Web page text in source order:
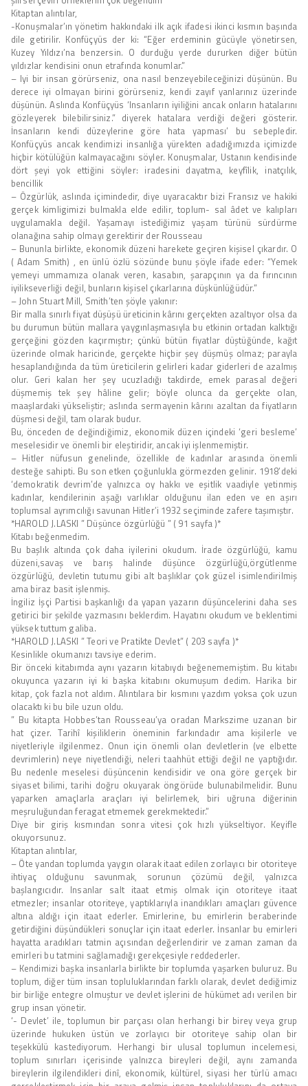
Kitaptan alıntılar,
-Konuşmalar’ın yönetim hakkındaki ilk açık ifadesi ikinci kısmın başında
dile getirilir. Konfüçyüs der ki: “Eğer erdeminin gücüyle yönetirsen,
Kuzey Yıldızı’na benzersin. O durduğu yerde dururken diğer bütün
yıldızlar kendisini onun etrafında konumlar.”
– Iyi bir insan görürseniz, ona nasıl benzeyebileceğinizi düşünün. Bu
derece iyi olmayan birini görürseniz, kendi zayıf yanlarınız üzerinde
düşünün. Aslında Konfüçyüs ‘Insanların iyiliğini ancak onların hatalarını
gözleyerek bilebilirsiniz.” diyerek hatalara verdiği değeri gösterir.
İnsanların kendi düzeylerine göre hata yapması’ bu sebepledir.
Konfüçyüs ancak kendimizi insanlığa yürekten adadığımızda içimizde
hiçbir kötülüğün kalmayacağını söyler. Konuşmalar, Ustanın kendisinde
dört şeyi yok ettiğini söyler: iradesini dayatma, keyfîlik, inatçılık,
bencillik
– Özgürlük, aslında içimindedir, diye uyaracaktır bizi Fransız ve hakiki
gerçek kimligimizi bulmakla elde edilir, toplum- sal âdet ve kalıpları
uygulamakla değil. Yaşamayı istediğimiz yaşam türünü sürdürme
olanağına sahip olmayı gerektirir der Rousseau
– Bununla birlikte, ekonomik düzeni harekete geçiren kişisel çıkardır. O
( Adam Smith) , en ünlü özlü sözünde bunu şöyle ifade eder: “Yemek
yemeyi ummamıza olanak veren, kasabın, şarapçının ya da fırıncının
iyilikseverliği değil, bunların kişisel çıkarlarına düşkünlüğüdür.”
– John Stuart Mill, Smith’ten şöyle yakınır:
Bir malla sınırlı fiyat düşüşü üreticinin kârını gerçekten azaltıyor olsa da
bu durumun bütün mallara yaygınlaşmasıyla bu etkinin ortadan kalktığı
gerçeğini gözden kaçırmıştır; çünkü bütün fiyatlar düştüğünde, kağıt
üzerinde olmak haricinde, gerçekte hiçbir şey düşmüş olmaz; parayla
hesaplandığında da tüm üreticilerin gelirleri kadar giderleri de azalmış
olur. Geri kalan her şey ucuzladığı takdirde, emek parasal değeri
düşmemiş tek şey hâline gelir; böyle olunca da gerçekte olan,
maaşlardaki yükseliştir; aslında sermayenin kârını azaltan da fiyatların
düşmesi değil, tam olarak budur.
Bu, önceden de değindiğimiz, ekonomik düzen içindeki ‘geri besleme’
meselesidir ve önemli bir eleştiridir, ancak iyi işlenmemiştir.
– Hitler nüfusun genelinde, özellikle de kadınlar arasında önemli
desteğe sahipti. Bu son etken çoğunlukla görmezden gelinir. 1918’deki
‘demokratik devrim’de yalnızca oy hakkı ve eşitlik vaadiyle yetinmiş
kadınlar, kendilerinin aşağı varlıklar olduğunu ilan eden ve en aşırı
toplumsal ayrımcılığı savunan Hitler’i 1932 seçiminde zafere taşımıştır.
*HAROLD J.LASKI ” Düşünce özgürlüğü ” ( 91 sayfa )*
Kitabı beğenmedim.
Bu başlık altında çok daha iyilerini okudum. İrade özgürlüğü, kamu
düzeni,savaş ve barış halinde düşünce özgürlüğü,örgütlenme
özgürlüğü, devletin tutumu gibi alt başlıklar çok güzel isimlendirilmiş
ama biraz basit işlenmiş.
İngiliz İşçi Partisi başkanlığı da yapan yazarın düşüncelerini daha ses
getirici bir şekilde yazmasını beklerdim. Hayatını okudum ve beklentimi
yüksek tuttum galiba.
*HAROLD J.LASKI ” Teori ve Pratikte Devlet” ( 203 sayfa )*
Kesinlikle okumanızı tavsiye ederim.
Bir önceki kitabımda aynı yazarın kitabıydı beğenememiştim. Bu kitabı
okuyunca yazarın iyi ki başka kitabını okumuşum dedim. Harika bir
kitap, çok fazla not aldım. Alıntılara bir kısmını yazdım yoksa çok uzun
olacaktı ki bu bile uzun oldu.
” Bu kitapta Hobbes’tan Rousseau’ya oradan Markszime uzanan bir
hat çizer. Tarihî kişiliklerin öneminin farkındadır ama kişilerle ve
niyetleriyle ilgilenmez. Onun için önemli olan devletlerin (ve elbette
devrimlerin) neye niyetlendiği, neleri taahhüt ettiği değil ne yaptığıdır.
Bu nedenle meselesi düşüncenin kendisidir ve ona göre gerçek bir
siyaset bilimi, tarihi doğru okuyarak öngörüde bulunabilmelidir. Bunu
yaparken amaçlarla araçları iyi belirlemek, biri uğruna diğerinin
meşruluğundan feragat etmemek gerekmektedir.”
Diye bir giriş kısmından sonra vitesi çok hızlı yükseltiyor. Keyifle
okuyorsunuz.
Kitaptan alıntılar,
– Öte yandan toplumda yaygın olarak itaat edilen zorlayıcı bir otoriteye
ihtiyaç olduğunu savunmak, sorunun çözümü değil, yalnızca
başlangıcıdır. Insanlar salt itaat etmiş olmak için otoriteye itaat
etmezler; insanlar otoriteye, yaptıklarıyla inandıkları amaçları güvence
altına aldığı için itaat ederler. Emirlerine, bu emirlerin beraberinde
getirdiğini düşündükleri sonuçlar için itaat ederler. İnsanlar bu emirleri
hayatta aradıkları tatmin açısından değerlendirir ve zaman zaman da
emirleri bu tatmini sağlamadığı gerekçesiyle reddederler.
– Kendimizi başka insanlarla birlikte bir toplumda yaşarken buluruz. Bu
toplum, diğer tüm insan topluluklarından farklı olarak, devlet dediğimiz
bir birliğe entegre olmuştur ve devlet işlerini de hükümet adı verilen bir
grup insan yönetir.
‘- Devlet’ ile, toplumun bir parçası olan herhangi bir birey veya grup
üzerinde hukuken üstün ve zorlayıcı bir otoriteye sahip olan bir
teşekkülü kastediyorum. Herhangi bir ulusal toplumun incelemesi,
toplum sınırları içerisinde yalnızca bireyleri değil, aynı zamanda
bireylerin ilgilendikleri dinî, ekonomik, kültürel, siyasi her türlü amacı